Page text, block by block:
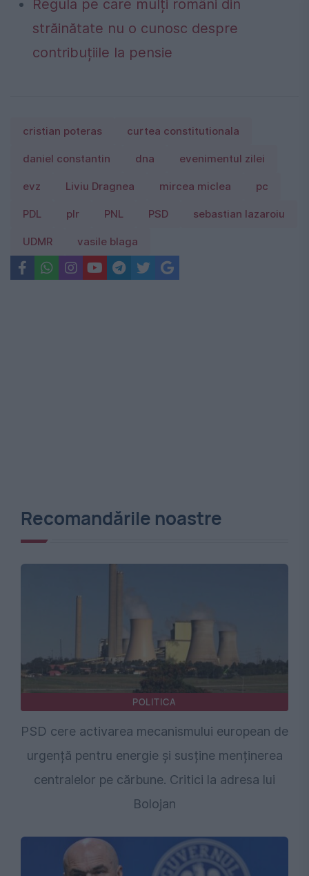
Regula pe care mulți români din
străinătate nu o cunosc despre
contribuțiile la pensie
cristian poteras curtea constitutionala
daniel constantin dna evenimentul zilei
evz Liviu Dragnea mircea miclea pc
PDL plr PNL PSD sebastian lazaroiu
UDMR vasile blaga
Recomandările noastre
POLITICA
PSD cere activarea mecanismului european de
urgență pentru energie și susține menținerea
centralelor pe cărbune. Critici la adresa lui
Bolojan